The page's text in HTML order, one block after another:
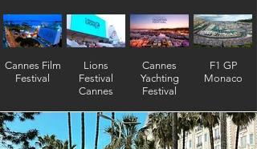
Cannes Film
Festival
Lions
Festival
Cannes
Cannes
Yachting
Festival
F1 GP
Monaco